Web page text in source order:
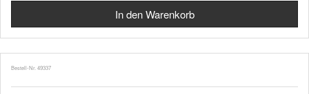
Bestell-Nr. 49337